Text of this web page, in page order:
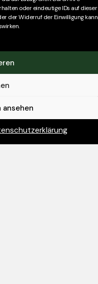
oder eindeutige IDs auf dieser
der Widerruf der Einwilligung kann
ansehen
variieren stark in
multinationalen
gemeinsam haben, ist
Arbeitgeber
unseren
die Erfahrungen aus